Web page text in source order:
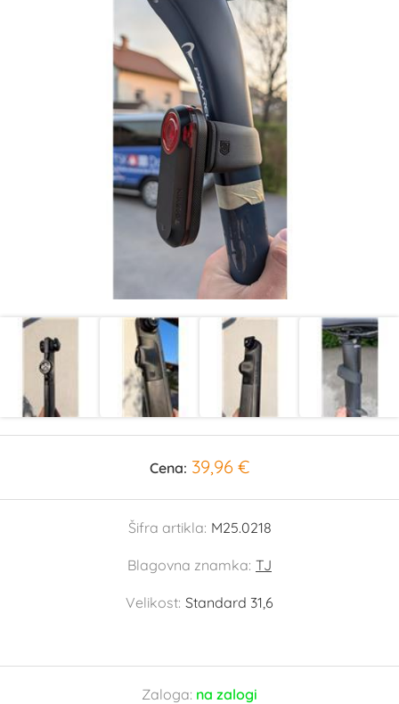
Cena: 39,96 €
Šifra artikla: M25.0218
Blagovna znamka: TJ
Velikost: Standard 31,6
Zaloga: na zalogi